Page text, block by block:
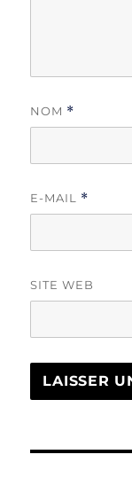
NOM *
E-MAIL *
SITE WEB